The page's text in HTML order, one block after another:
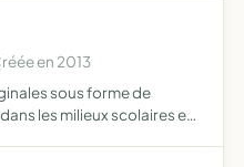
en 2013
sous forme de
les milieux scolaires et